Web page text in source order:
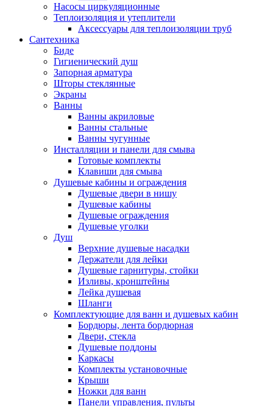
Насосы циркуляционные
Теплоизоляция и утеплители
Аксессуары для теплоизоляции труб
Сантехника
Биде
Гигиенический душ
Запорная арматура
Шторы стеклянные
Экраны
Ванны
Ванны акриловые
Ванны стальные
Ванны чугунные
Инсталляции и панели для смыва
Готовые комплекты
Клавиши для смыва
Душевые кабины и ограждения
Душевые двери в нишу
Душевые кабины
Душевые ограждения
Душевые уголки
Душ
Верхние душевые насадки
Держатели для лейки
Душевые гарнитуры, стойки
Изливы, кронштейны
Лейка душевая
Шланги
Комплектующие для ванн и душевых кабин
Бордюры, лента бордюрная
Двери, стекла
Душевые поддоны
Каркасы
Комплекты установочные
Крыши
Ножки для ванн
Панели управления, пульты